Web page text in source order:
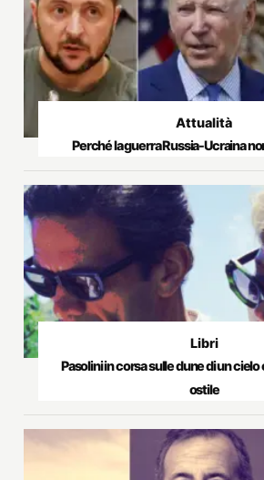
Attualità
Perché la guerra Russia-Ucraina
Libri
Pasolini in corsa sulle dune di un cielo
ostile